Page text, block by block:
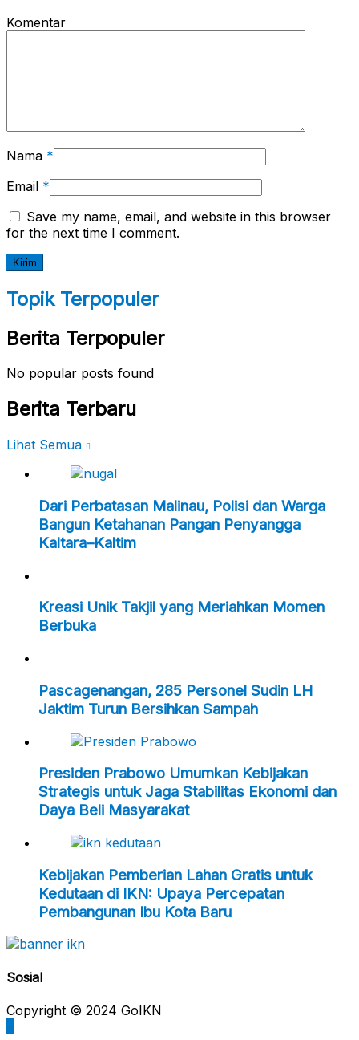
Komentar
Nama *
Email *
Save my name, email, and website in this browser
for the next time I comment.
Topik Terpopuler
Berita Terpopuler
No popular posts found
Berita Terbaru
Lihat Semua
Dari Perbatasan Malinau, Polisi dan Warga
Bangun Ketahanan Pangan Penyangga
Kaltara–Kaltim
Kreasi Unik Takjil yang Meriahkan Momen
Berbuka
Pascagenangan, 285 Personel Sudin LH
Jaktim Turun Bersihkan Sampah
Presiden Prabowo Umumkan Kebijakan
Strategis untuk Jaga Stabilitas Ekonomi dan
Daya Beli Masyarakat
Kebijakan Pemberian Lahan Gratis untuk
Kedutaan di IKN: Upaya Percepatan
Pembangunan Ibu Kota Baru
Sosial
Copyright © 2024 GoIKN